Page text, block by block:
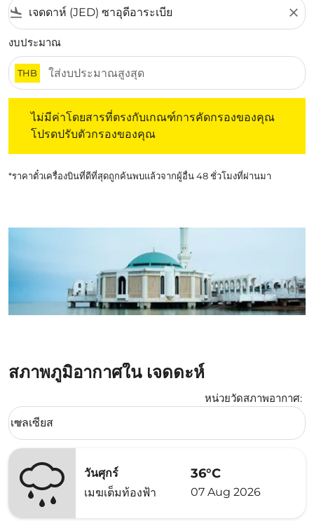
flight_land close
งบประมาณ
THB
ไม่มีค่าโดยสารที่ตรงกับเกณฑ์การคัดกรองของคุณ
โปรดปรับตัวกรองของคุณ
*ราคาตั๋วเครื่องบินที่ดีที่สุดถูกค้นพบแล้วจากผู้อื่น 48 ชั่วโมงที่ผ่านมา
สภาพภูมิอากาศใน เจดดะห์
หน่วยวัดสภาพอากาศ:
Weather unit option เซลเซียส Selected
เซลเซียส
keyboard_arrow_down
วันศุกร์
เมฆเต็มท้องฟ้า
36°C
07 Aug 2026